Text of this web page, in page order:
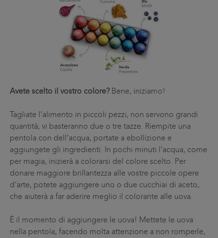
Avete scelto il vostro colore?Bene, iniziamo!
Tagliate l'alimento in piccoli pezzi, non servono grandi
quantità, vi basteranno due o tre tazze. Riempite una
pentola con dell'acqua, portate a ebollizione e
aggiungete gli ingredienti. In pochi minuti l'acqua, come
per magia, inizierà a colorarsi del colore scelto. Per
donare maggiore brillantezza alle vostre piccole opere
d'arte, potete aggiungere uno o due cucchiai di aceto,
che aiuterà a far aderire meglio il colorante alle uova.
È il momento di aggiungere le uova! Mettete le uova
nella pentola, facendo molta attenzione a non romperle,